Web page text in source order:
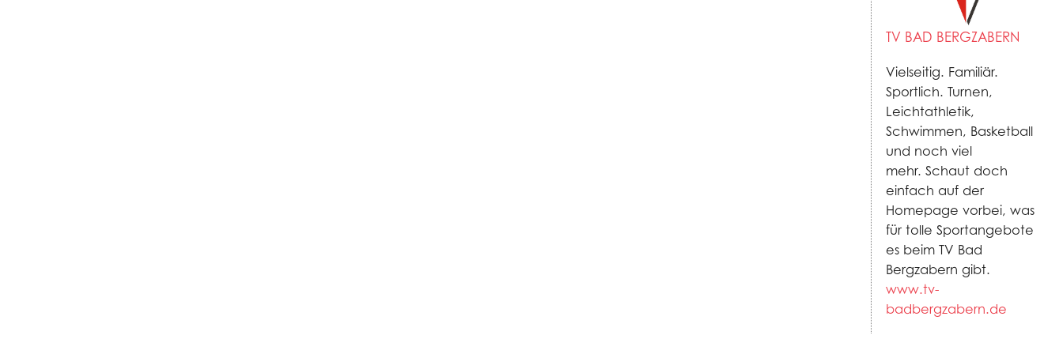
TV BAD BERGZABERN
Vielseitig. Familiär.
Sportlich. Turnen,
Leichtathletik,
Schwimmen, Basketball
und noch viel
mehr. Schaut doch
einfach auf der
Homepage vorbei, was
für tolle Sportangebote
es beim TV Bad
Bergzabern gibt.
www.tv-
badbergzabern.de